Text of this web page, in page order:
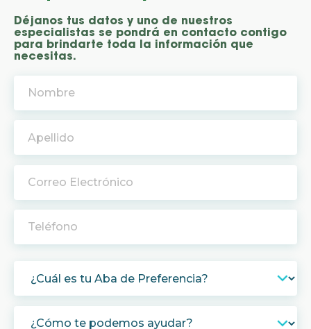
Déjanos tus datos y uno de nuestros
especialistas se pondrá en contacto contigo
para brindarte toda la información que
necesitas.